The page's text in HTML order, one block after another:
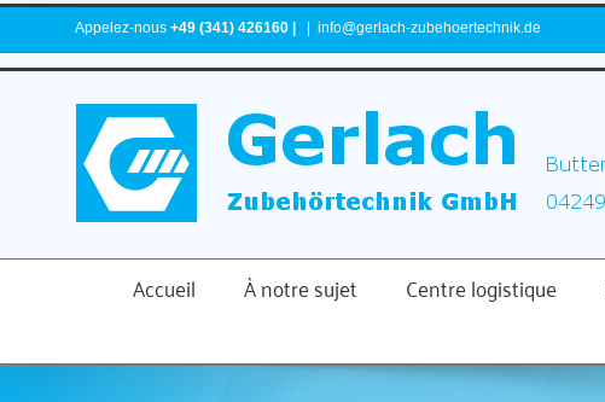
Skip
content
Appelez-nous +49 (341) 426160 | info@gerlach-zubehoertechnik.de
Accueil À notre sujet Centre logistique